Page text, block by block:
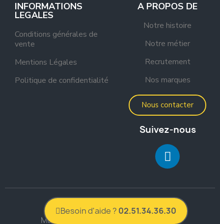
Besoin d'aide ? 02.51.34.36.30
INFORMATIONS
LEGALES
Conditions générales de
vente
Mentions Légales
Politique de confidentialité
A PROPOS DE
Notre histoire
Notre métier
Recrutement
Nos marques
Nous contacter
Suivez-nous
2022 Mobilier Froid
Marque commerciale de Y.P. Concept